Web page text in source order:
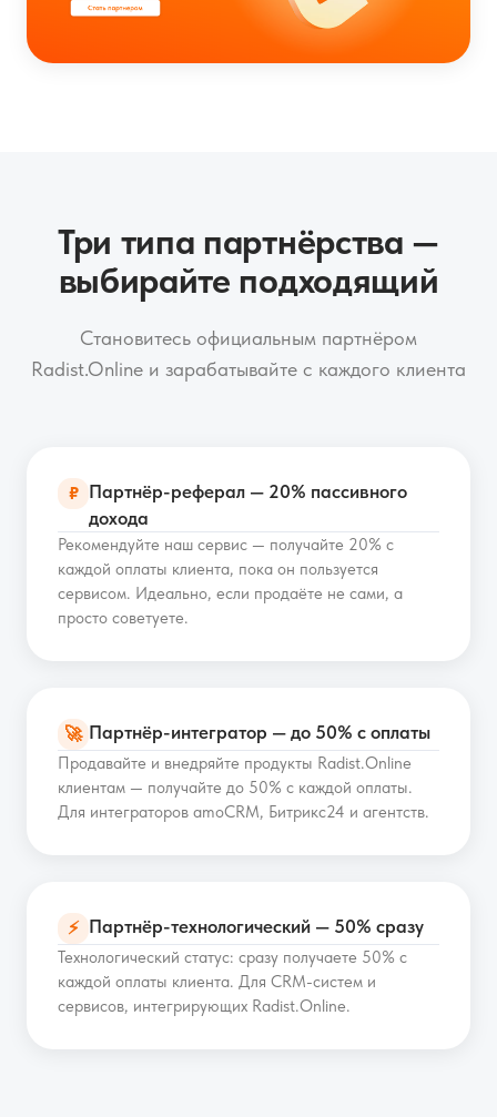
Три типа партнёрства —
выбирайте подходящий
Становитесь официальным партнёром
Radist.Online и зарабатывайте с каждого клиента
₽ Партнёр-реферал — 20% пассивного
дохода
Рекомендуйте наш сервис — получайте 20% с
каждой оплаты клиента, пока он пользуется
сервисом. Идеально, если продаёте не сами, а
просто советуете.
🚀 Партнёр-интегратор — до 50% с оплаты
Продавайте и внедряйте продукты Radist.Online
клиентам — получайте до 50% с каждой оплаты.
Для интеграторов amoCRM, Битрикс24 и агентств.
⚡ Партнёр-технологический — 50% сразу
Технологический статус: сразу получаете 50% с
каждой оплаты клиента. Для CRM-систем и
сервисов, интегрирующих Radist.Online.